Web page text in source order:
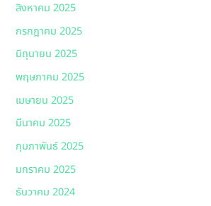
สิงหาคม 2025
กรกฎาคม 2025
มิถุนายน 2025
พฤษภาคม 2025
เมษายน 2025
มีนาคม 2025
กุมภาพันธ์ 2025
มกราคม 2025
ธันวาคม 2024